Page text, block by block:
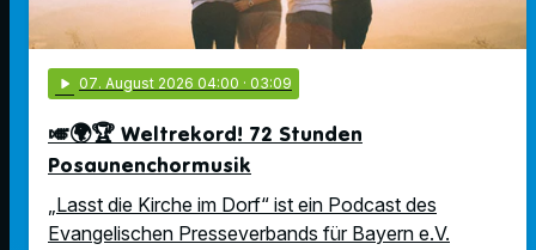
play_arrow 07. August 2026 04:00 · 03:09
🎺🌍🏆 Weltrekord! 72 Stunden
Posaunenchormusik
„Lasst die Kirche im Dorf“ ist ein Podcast des
Evangelischen Presseverbands für Bayern e.V.